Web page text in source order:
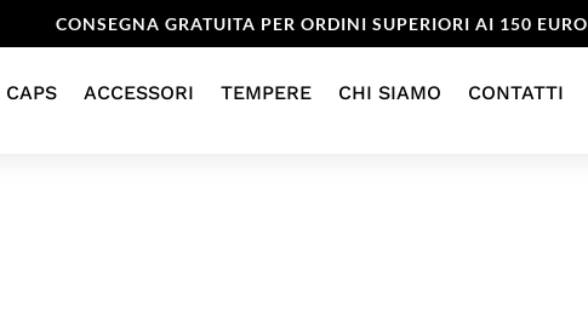
CONSEGNA GRATUITA PER ORDINI SUPERIORI AI 150 EURO
CAPS ACCESSORI TEMPERE CHI SIAMO CONTATTI